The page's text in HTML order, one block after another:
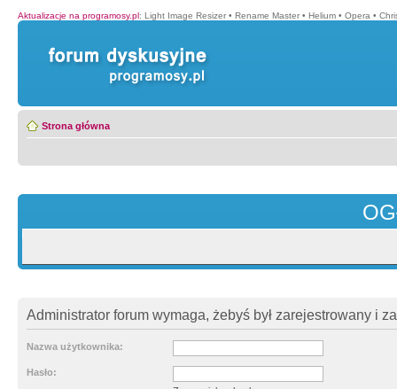
Aktualizacje na programosy.pl: Light Image Resizer • Rename Master • Helium • Opera •
Strona główna
Administrator forum wymaga, żebyś był zarejestrowany i
Nazwa użytkownika:
Hasło: